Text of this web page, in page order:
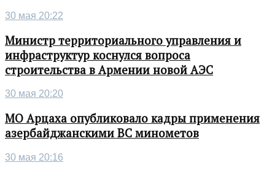
30 мая 20:22
Министр территориального управления и
инфраструктур коснулся вопроса
строительства в Армении новой АЭС
30 мая 20:20
МО Арцаха опубликовало кадры применения
азербайджанскими ВС минометов
30 мая 20:16